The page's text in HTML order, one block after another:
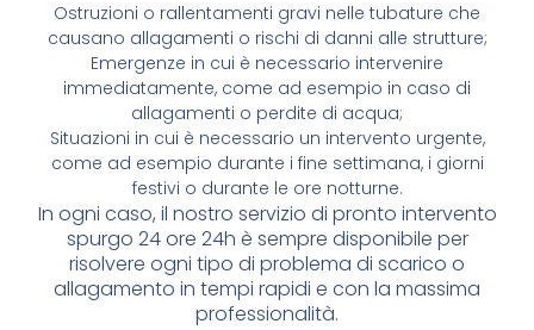
Ostruzioni o rallentamenti gravi nelle tubature che
causano allagamenti o rischi di danni alle strutture;
Emergenze in cui è necessario intervenire
immediatamente, come ad esempio in caso di
allagamenti o perdite di acqua;
Situazioni in cui è necessario un intervento urgente,
come ad esempio durante i fine settimana, i giorni
festivi o durante le ore notturne.
In ogni caso, il nostro servizio di pronto intervento
spurgo 24 ore 24h è sempre disponibile per
risolvere ogni tipo di problema di scarico o
allagamento in tempi rapidi e con la massima
professionalità.